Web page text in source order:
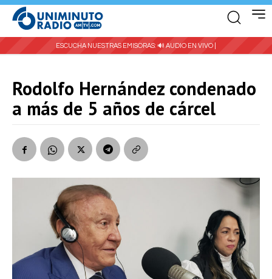
ESCUCHA NUESTRAS EMISORAS: 🔊 AUDIO EN VIVO |
Rodolfo Hernández condenado
a más de 5 años de cárcel